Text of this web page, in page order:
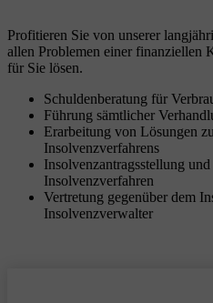
Profitieren Sie von unserer
allen Problemen einer finanziellen
für Sie lösen.
Schuldenberatung für
Führung sämtlicher
Erarbeitung von Lösungen
Insolvenzverfahrens
Insolvenzantragsstellung
Insolvenzverfahren
Vertretung gegenüber dem
Insolvenzverwalter